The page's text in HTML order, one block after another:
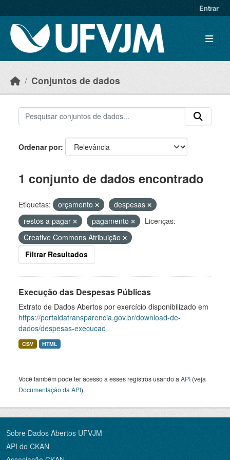
Entrar
Conjuntos de dados
Ordenar por
1 conjunto de dados encontrado
Etiquetas: orçamento
despesas
restos a pagar
pagamento
Licenças:
Creative Commons Atribuição
Filtrar Resultados
Execução das Despesas Públicas
Extrato de Dados Abertos por exercício disponibilizado em
https://portaldatransparencia.gov.br/download-de-
dados/despesas-execucao
CSV HTML
Você também pode ter acesso a esses registros usando a API (veja
Documentação da API).
Sobre Dados Abertos UFVJM
API do CKAN